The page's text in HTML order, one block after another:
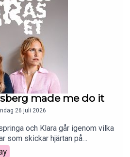
made me do it
26 juli 2026
och Klara går igenom vilka
som skickar hjärtan på